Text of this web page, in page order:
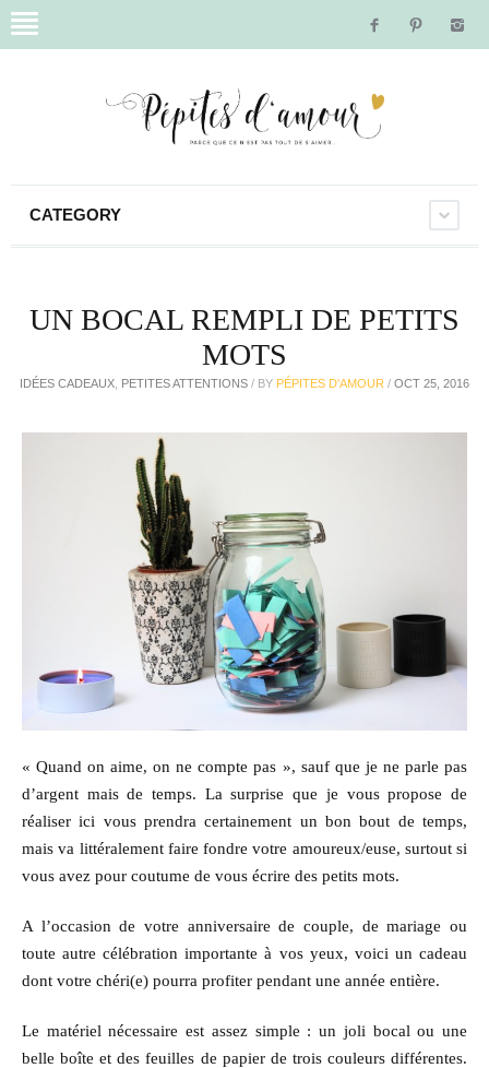
CATEGORY
UN BOCAL REMPLI DE PETITS
MOTS
IDÉES CADEAUX PETITES ATTENTIONS / BY PÉPITES D'AMOUR / OCT 25, 2016
« Quand on aime, on ne compte pas », sauf que je ne parle pas
d’argent mais de temps. La surprise que je vous propose de
réaliser ici vous prendra certainement un bon bout de temps,
mais va littéralement faire fondre votre amoureux/euse, surtout si
vous avez pour coutume de vous écrire des petits mots.
A l’occasion de votre anniversaire de couple, de mariage ou
toute autre célébration importante à vos yeux, voici un cadeau
dont votre chéri(e) pourra profiter pendant une année entière.
Le matériel nécessaire est assez simple : un joli bocal ou une
belle boîte et des feuilles de papier de trois couleurs différentes.